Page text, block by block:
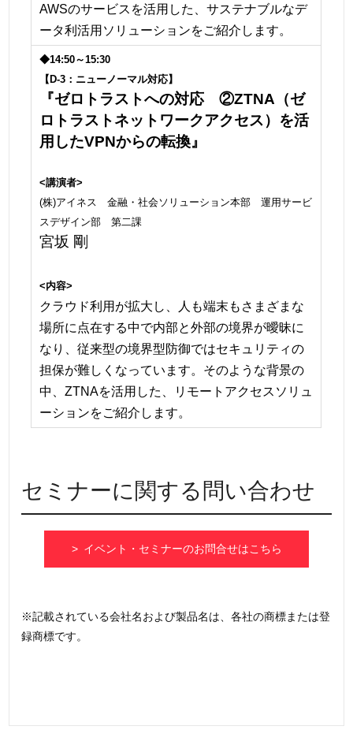
AWSのサービスを活用した、サステナブルなデ
ータ利活用ソリューションをご紹介します。
◆14:50～15:30
【D-3：ニューノーマル対応】
『ゼロトラストへの対応 ②ZTNA（ゼ
ロトラストネットワークアクセス）を活
用したVPNからの転換』
<講演者>
(株)アイネス 金融・社会ソリューション本部 運用サービ
スデザイン部 第二課
宮坂 剛
<内容>
クラウド利用が拡大し、人も端末もさまざまな
場所に点在する中で内部と外部の境界が曖昧に
なり、従来型の境界型防御ではセキュリティの
担保が難しくなっています。そのような背景の
中、ZTNAを活用した、リモートアクセスソリュ
ーションをご紹介します。
セミナーに関する問い合わせ
> イベント・セミナーのお問合せはこちら
※記載されている会社名および製品名は、各社の商標または登
録商標です。